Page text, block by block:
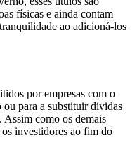
físicas e ainda contam
ao adicioná-los
por empresas com o
para a substituir dívidas
Assim como os demais
investidores ao fim do